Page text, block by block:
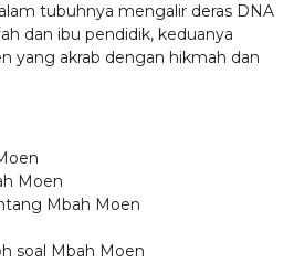
tubuhnya mengalir deras DNA
dan ibu pendidik, keduanya
yang akrab dengan hikmah dan
Moen
Mbah Moen
soal Mbah Moen